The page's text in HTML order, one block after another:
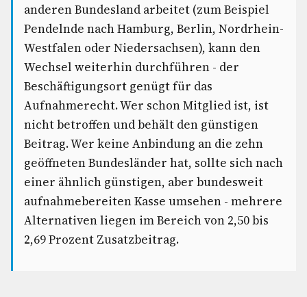
anderen Bundesland arbeitet (zum Beispiel
Pendelnde nach Hamburg, Berlin, Nordrhein-
Westfalen oder Niedersachsen), kann den
Wechsel weiterhin durchführen - der
Beschäftigungsort genügt für das
Aufnahmerecht. Wer schon Mitglied ist, ist
nicht betroffen und behält den günstigen
Beitrag. Wer keine Anbindung an die zehn
geöffneten Bundesländer hat, sollte sich nach
einer ähnlich günstigen, aber bundesweit
aufnahmebereiten Kasse umsehen - mehrere
Alternativen liegen im Bereich von 2,50 bis
2,69 Prozent Zusatzbeitrag.